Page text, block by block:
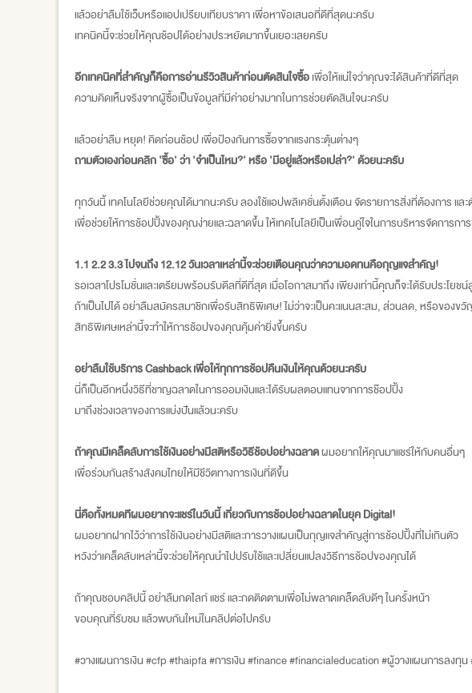
แล้วอย่าลืมใช้เว็บหรือแอปเปรียบเทียบราคา เพื่อหาข้อเสนอที่ดีที่สุดนะครับ
เทคนิคนี้จะช่วยให้คุณช้อปได้อย่างประหยัดมากขึ้นเยอะเลยครับ
อีกเทคนิคที่สำคัญก็คือการอ่านรีวิวสินค้าก่อนตัดสินใจซื้อเพื่อให้แน่ใจว่าคุณจะได้สินค้าที่ดีที่สุด
ความคิดเห็นจริงจากผู้ซื้อเป็นข้อมูลที่มีค่าอย่างมากในการช่วยตัดสินใจนะครับ
แล้วอย่าลืม หยุด! คิดก่อนช้อป เพื่อป้องกันการซื้อจากแรงกระตุ้นต่างๆ
ถามตัวเองก่อนคลิก 'ซื้อ' ว่า 'จำเป็นไหม?' หรือ 'มีอยู่แล้วหรือเปล่า?' ด้วยนะครับ
ทุกวันนิ้ เทคโนโลยีช่วยคุณได้มากนะครับ ลองใช้แอปพลิเคชั่นตั้งเตือน จัดรายการสิ่งที่ต้องการ แล
เพื่อช่วยให้การช้อปปิ้งของคุณง่ายและฉลาดขึ้น ให้เทคโนโลยีเป็นเพื่อนคู่ใจในการบริหารจัดการก
1.1 2.2 3.3 ไปจนถึง 12.12 วันเวลาเหล่านี้จะช่วยเตือนคุณว่าความอดทนคือกุญแจสำคัญ!
รอเวลาโปรโมชั่นและเตรียมพร้อมรับดีลที่ดีที่สุด เมื่อโอกาสมาถึง เพียงเท่านี้คุณก็จะได้รับประโย
ถ้าเป็นไปได้ อย่าลืมสมัครสมาชิกเพื่อรับสิทธิพิเศษ! ไม่ว่าจะเป็นคะแนนสะสม, ส่วนลด, หรือของขวั
สิทธิพิเศษเหล่านี้จะทำให้การช้อปของคุณคุ้มค่ายิ่งขึ้นครับ
อย่าลืมใช้บริการ Cashback เพื่อให้ทุกการช้อปคืนเงินให้คุณด้วยนะครับ
นี่ก็เป็นอีกหนึ่งวิธีที่ชาญฉลาดในการออมเงินและได้รับผลตอบแทนจากการช๊อปปิ้ง
มาถึงช่วงเวลาของการแบ่งปันแล้วนะครับ
ถ้าคุณมีเคล็ดลับการใช้เงินอย่างมีสติหรือวิธีช้อปอย่างฉลาดผมอยากให้คุณมาแชร์ให้กับคนอื่นๆ
เพื่อร่วมกันสร้างสังคมไทยให้มีชีวิตทางการเงินที่ดีขึ้น
นี่คือทั้งหมดทีผมอยากจะแชร์ในวันนี้ เกี่ยวกับการช้อปอย่างฉลาดในยุค Digital!
ผมอยากฝากไว้ว่าการใช้เงินอย่างมีสติและการวางแผนเป็นกุญแจสำคัญสู่การช้อปปิ้งที่ไม่เกินตัว
หวังว่าเคล็ดลับเหล่านี้จะช่วยให้คุณนำไปปรับใช้และเปลี่ยนแปลงวิธีการช้อปของคุณได้
ถ้าคุณชอบคลิปนี้ อย่าลืมกดไลก์ แชร์ และกดติดตามเพื่อไม่พลาดเคล็ดลับดีๆ ในครั้งหน้า
ขอบคุณที่รับชม แล้วพบกันใหม่ในคลิปต่อไปครับ
#วางแผนการเงิน #cfp #thaipfa #การเงิน #finance #financialeducation #ผู้วางแผนการลง